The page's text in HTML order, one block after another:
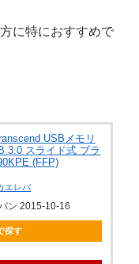
に特におすすめで
USBメモリ
3.0 スライド式 ブラ
(FFP)
エレバ
ン 2015-10-16
探す